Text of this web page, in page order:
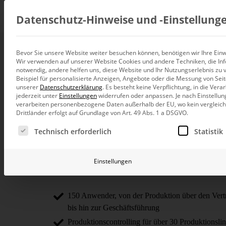
Beratung
Datenintegration
Individuelle Datenarchitektur-
BI und Analytics
Ganzheitliche Data-Analytics-
Planung, Forecasting und Simulation
Betrieb und
Coppenrath &
Coppenrath & Wiese nutzt Bissantz
in fastallen Funktions­bereichen.
Data Warehouse zentralisiert.
150 Anwender, von der Produktion über den
bis hin zur Geschäftsführung
Produktionscontrolling für über 30
Datenschutz-Hinweise und
Bevor Sie unsere Website weiter besuchen können, benötigen wir Ihre
Wir verwenden auf unserer Website Cookies und andere Techniken, die
notwendig, andere helfen uns, diese Website und Ihr Nutzungserlebnis zu
Beispiel für personalisierte Anzeigen, Angebote oder die Messung von
unserer Datenschutzerklärung. Es besteht keine Verpflichtung, in die
jederzeit unter Einstellungenwiderrufen oder anpassen. Je nach
verarbeiten personenbezogene Daten außerhalb der EU, wo kein
Drittländer erfolgt auf Grundlage von Art. 49 Abs. 1 a DSGVO.
Es folgt eine Liste der Service-Gruppen, für die eine
Technisch erforderlich Statistik
Einstellungen